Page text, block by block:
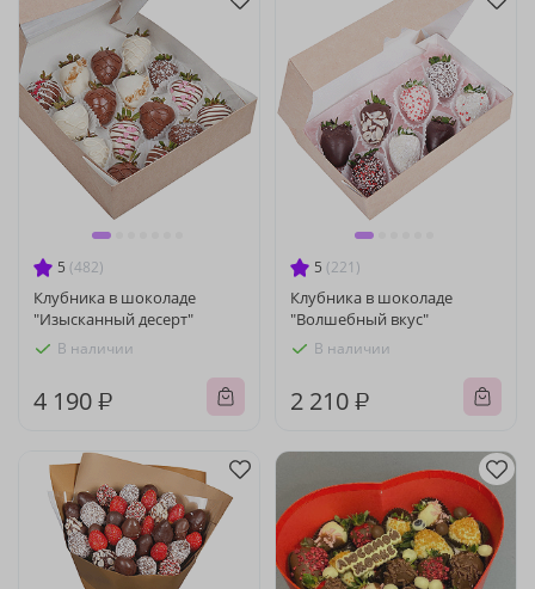
5 (482)
Клубника в шоколаде
"Изысканный десерт"
В наличии
4 190 ₽
5 (221)
Клубника в шоколаде
"Волшебный вкус"
В наличии
2 210 ₽